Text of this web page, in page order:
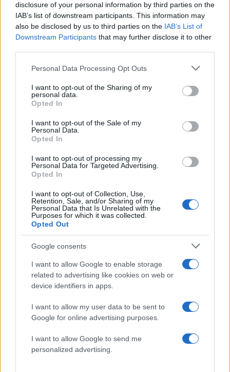
disclosure of your personal information by third parties on the
IAB’s list of downstream participants. This information may
also be disclosed by us to third parties on the IAB’s List of
Downstream Participants that may further disclose it to other
Please note that this website/app uses one or more Google
not limited to your visit or usage behaviour. You may click to
grant or deny consent to Google and its third-party tags to
use your data for below specified purposes in below Google
consent section.
Personal Data Processing Opt Outs
I want to opt-out of the Sharing of my
personal data.
Opted In
I want to opt-out of the Sale of my
Personal Data.
Opted In
I want to opt-out of processing my
Personal Data for Targeted Advertising.
Opted In
I want to opt-out of Collection, Use,
Retention, Sale, and/or Sharing of my
Personal Data that Is Unrelated with the
Purposes for which it was collected.
Opted Out
Google consents
I want to allow Google to enable storage
related to advertising like cookies on web or
device identifiers in apps.
I want to allow my user data to be sent to
Google for online advertising purposes.
I want to allow Google to send me
personalized advertising.
2000 /2000
Υποβολή σχολίου
Όροι Χρήσης. Το site προστατεύεται από reCAPTCHA, ισχύουν
ΒΑΤΙΚΑΝΟ
ΠΑΠΑΣ ΛΕΩΝ
Ακολουθήστε το Νewsit.gr στο
τελευταία νέατης ημέρας
Πιο δημοφιλή
Σέρρες: Βίντεο ντοκουμέντο από το
οδηγός του φορτηγού κατέγραψε τη
σύγκρουση
Marfin: Η 46χρονη πήρε προθεσμία για να
συμμετείχε στη διαδήλωση όπως και
100.000 άτομα»
Σίντνεϊ Τάουλ: Πέθανε σε ηλικία 26 ετών η
σταρ του TikTok – Kατέγραφε τη ζωή της
με τον καρκίνο